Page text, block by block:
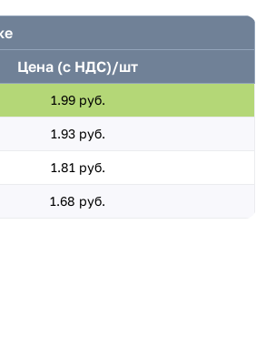
Цена (с НДС)/шт
1.99 руб.
1.93 руб.
1.81 руб.
1.68 руб.